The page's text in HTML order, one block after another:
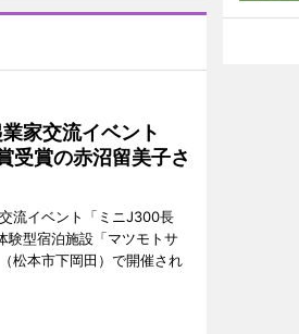
業家交流イベント
受賞の赤沼留美子さ
流イベント「ミニJ300長
験型宿泊施設「マツモトサ
松本市下岡田）で開催され